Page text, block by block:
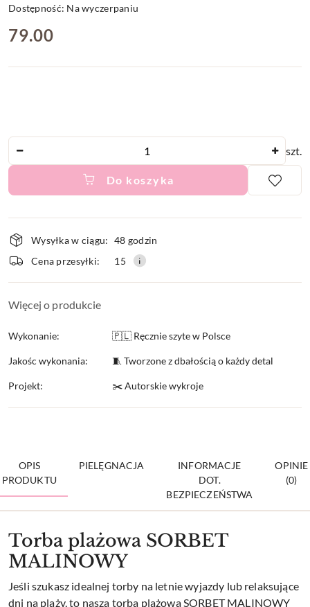
Dostępność: Na wyczerpaniu
cena:
79.00
szt.
Do koszyka
i
dostawa
Wysyłka w ciągu: 48 godzin
Cena przesyłki:
15
Więcej o produkcie
Wykonanie: 🇵🇱 Ręcznie szyte w Polsce
Jakośc wykonania: 🧵 Tworzone z dbałością o każdy detal
Projekt: ✂️ Autorskie wykroje
OPIS
PRODUKTU
PIELĘGNACJA
INFORMACJE
DOT.
BEZPIECZEŃSTWA
OPINIE
(0)
Torba plażowa SORBET
MALINOWY
Jeśli szukasz idealnej torby na letnie wyjazdy lub relaksujące
dni na plaży, to nasza torba plażowa SORBET MALINOWY